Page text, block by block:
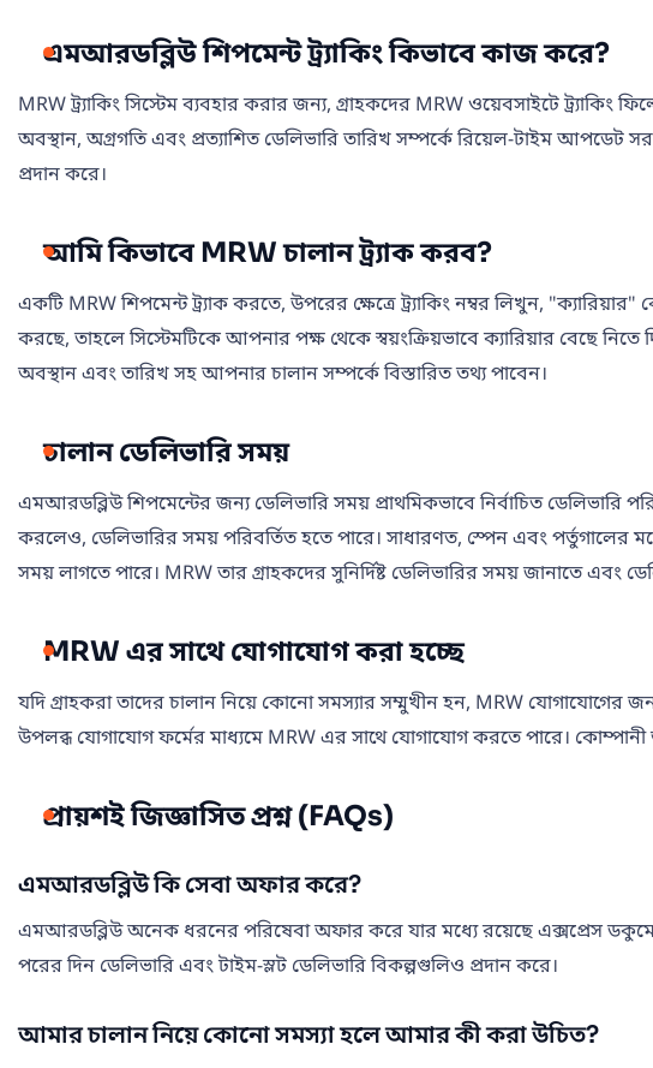
এমআরডব্লিউ শিপমেন্ট ট্র্যাকিং কিভাবে কাজ করে?
MRW ট্র্যাকিং সিস্টেম ব্যবহার করার জন্য, গ্রাহকদের MRW ওয়েবসাইটে ট্র্যাকিং
অবস্থান, অগ্রগতি এবং প্রত্যাশিত ডেলিভারি তারিখ সম্পর্কে রিয়েল-টাইম আপডেট
প্রদান করে।
আমি কিভাবে MRW চালান ট্র্যাক করব?
একটি MRW শিপমেন্ট ট্র্যাক করতে, উপরের ক্ষেত্রে ট্র্যাকিং নম্বর লিখুন,
করছে, তাহলে সিস্টেমটিকে আপনার পক্ষ থেকে স্বয়ংক্রিয়ভাবে ক্যারিয়ার বেছে
অবস্থান এবং তারিখ সহ আপনার চালান সম্পর্কে বিস্তারিত তথ্য পাবেন।
চালান ডেলিভারি সময়
এমআরডব্লিউ শিপমেন্টের জন্য ডেলিভারি সময় প্রাথমিকভাবে নির্বাচিত ডেলিভারি
করলেও, ডেলিভারির সময় পরিবর্তিত হতে পারে। সাধারণত, স্পেন এবং পর্তুগালের
সময় লাগতে পারে। MRW তার গ্রাহকদের সুনির্দিষ্ট ডেলিভারির সময় জানাতে এবং
MRW এর সাথে যোগাযোগ করা হচ্ছে
যদি গ্রাহকরা তাদের চালান নিয়ে কোনো সমস্যার সম্মুখীন হন, MRW যোগাযোগের
উপলব্ধ যোগাযোগ ফর্মের মাধ্যমে MRW এর সাথে যোগাযোগ করতে পারে।
প্রায়শই জিজ্ঞাসিত প্রশ্ন (FAQs)
এমআরডব্লিউ কি সেবা অফার করে?
এমআরডব্লিউ অনেক ধরনের পরিষেবা অফার করে যার মধ্যে রয়েছে এক্সপ্রেস ডকুমেন্ট
পরের দিন ডেলিভারি এবং টাইম-স্লট ডেলিভারি বিকল্পগুলিও প্রদান করে।
আমার চালান নিয়ে কোনো সমস্যা হলে আমার কী করা উচিত?